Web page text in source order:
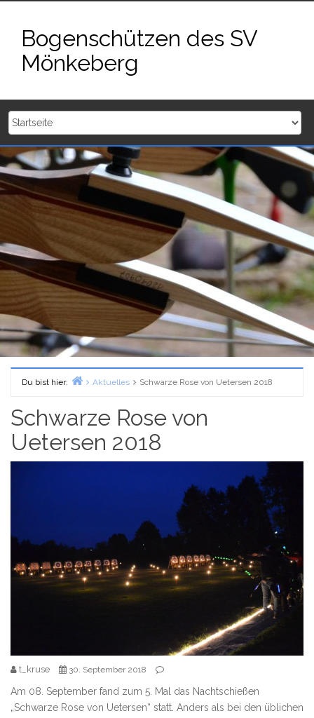
springenBogenschützen des SV
Mönkeberg
Du bist hier:
Aktuelles Schwarze Rose von Uetersen 2018
Schwarze Rose von
Uetersen 2018
t_kruse 30. September 2018
Am 08. September fand zum 5. Mal das Nachtschießen
„Schwarze Rose von Uetersen“ statt. Anders als bei den üblichen